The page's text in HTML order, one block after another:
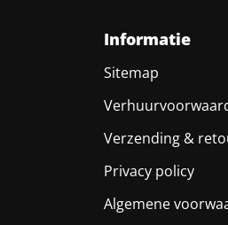
Informatie
Sitemap
Verzending &
Privacy policy
Algemene